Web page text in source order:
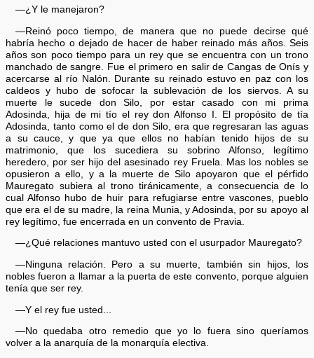
—¿Y le manejaron?
—Reinó poco tiempo, de manera que no puede decirse qué
habría hecho o dejado de hacer de haber reinado más años. Seis
años son poco tiempo para un rey que se encuentra con un trono
manchado de sangre. Fue el primero en salir de Cangas de Onís y
acercarse al río Nalón. Durante su reinado estuvo en paz con los
caldeos y hubo de sofocar la sublevación de los siervos. A su
muerte le sucede don Silo, por estar casado con mi prima
Adosinda, hija de mi tío el rey don Alfonso I. El propósito de tía
Adosinda, tanto como el de don Silo, era que regresaran las aguas
a su cauce, y que ya que ellos no habían tenido hijos de su
matrimonio, que los sucediera su sobrino Alfonso, legítimo
heredero, por ser hijo del asesinado rey Fruela. Mas los nobles se
opusieron a ello, y a la muerte de Silo apoyaron que el pérfido
Mauregato subiera al trono tiránicamente, a consecuencia de lo
cual Alfonso hubo de huir para refugiarse entre vascones, pueblo
que era el de su madre, la reina Munia, y Adosinda, por su apoyo al
rey legítimo, fue encerrada en un convento de Pravia.
—¿Qué relaciones mantuvo usted con el usurpador Mauregato?
—Ninguna relación. Pero a su muerte, también sin hijos, los
nobles fueron a llamar a la puerta de este convento, porque alguien
tenía que ser rey.
—Y el rey fue usted...
—No quedaba otro remedio que yo lo fuera sino queríamos
volver a la anarquía de la monarquía electiva.